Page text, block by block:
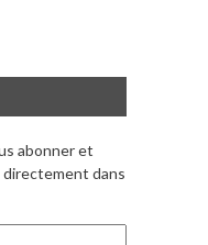
abonner et
dans